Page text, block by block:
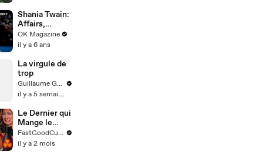
Reveals All
Shania Twain:
Affairs,
Scandals &
Fear Of Never
Explored In
REELZ Doc:
Watch
OK Magazine
il y a 6 ans
La virgule de
trop
Guillaume Genou
il y a 5 semaines
Le Dernier qui
Mange le
Piment Gagne
10.000€ !
FastGoodCuisine
il y a 2 mois